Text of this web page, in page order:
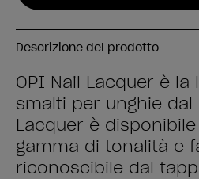
Descrizione del prodotto
OPI Nail Lacquer è
smalti per unghie dal
Lacquer è
gamma di tonalità e
riconoscibile dal